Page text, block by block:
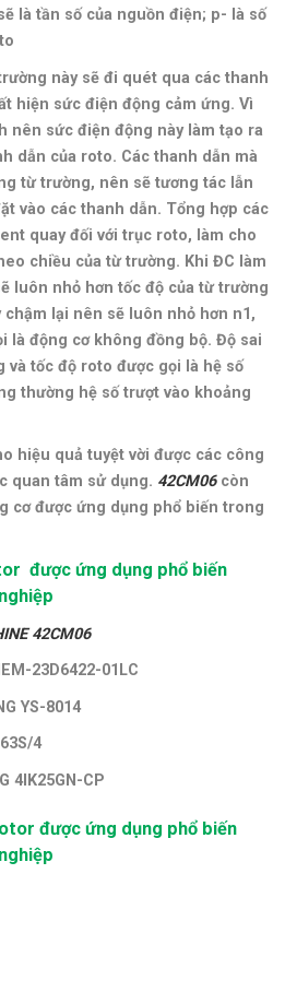
là tần số của nguồn điện; p- là số
này sẽ đi quét qua các thanh
hiện sức điện động cảm ứng. Vì
nên sức điện động này làm tạo ra
dẫn của roto. Các thanh dẫn mà
từ trường, nên sẽ tương tác lẫn
vào các thanh dẫn. Tổng hợp các
quay đối với trục roto, làm cho
chiều của từ trường. Khi ĐC làm
luôn nhỏ hơn tốc độ của từ trường
chậm lại nên sẽ luôn nhỏ hơn n1,
là động cơ không đồng bộ. Độ sai
và tốc độ roto được gọi là hệ số
thường hệ số trượt vào khoảng
hiệu quả tuyệt vời được các công
quan tâm sử dụng. 42CM06 còn
cơ được ứng dụng phổ biến trong
được ứng dụng phổ biến
42CM06
23D6422-01LC
YS-8014
4
4IK25GN-CP
được ứng dụng phổ biến